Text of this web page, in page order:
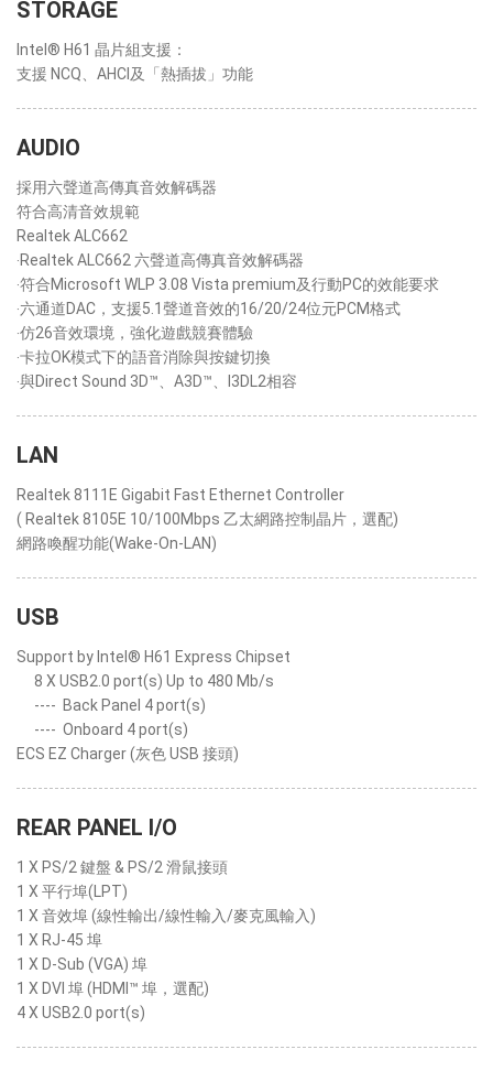
STORAGE
Intel® H61 晶片組支援：
支援 NCQ、AHCI及「熱插拔」功能
AUDIO
採用六聲道高傳真音效解碼器
符合高清音效規範
Realtek ALC662
‧Realtek ALC662 六聲道高傳真音效解碼器
‧符合Microsoft WLP 3.08 Vista premium及行動PC的效能要求
‧六通道DAC，支援5.1聲道音效的16/20/24位元PCM格式
‧仿26音效環境，強化遊戲競賽體驗
‧卡拉OK模式下的語音消除與按鍵切換
‧與Direct Sound 3D™、A3D™、I3DL2相容
LAN
Realtek 8111E Gigabit Fast Ethernet Controller
( Realtek 8105E 10/100Mbps 乙太網路控制晶片，選配)
網路喚醒功能(Wake-On-LAN)
USB
Support by Intel® H61 Express Chipset
8 X USB2.0 port(s) Up to 480 Mb/s
---- Back Panel 4 port(s)
---- Onboard 4 port(s)
ECS EZ Charger (灰色 USB 接頭)
REAR PANEL I/O
1 X PS/2 鍵盤 & PS/2 滑鼠接頭
1 X 平行埠(LPT)
1 X 音效埠 (線性輸出/線性輸入/麥克風輸入)
1 X RJ-45 埠
1 X D-Sub (VGA) 埠
1 X DVI 埠 (HDMI™ 埠，選配)
4 X USB2.0 port(s)